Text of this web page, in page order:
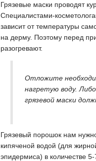
Грязевые маски проводят
Специалистами-
зависит от температуры
на дерму. Поэтому перед
разогревают.
Отложите
нагретую воду.
грязевой маски
Грязевый порошок нам
кипяченой водой (для
эпидермиса) в количестве 5-